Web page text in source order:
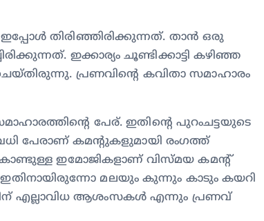
തിരിഞ്ഞിരിക്കുന്നത്. താൻ ഒരു
ഇക്കാര്യം ചൂണ്ടിക്കാട്ടി കഴിഞ്ഞ
പ്രണവിന്റെ കവിതാ സമാഹാരം
പേര്. ഇതിന്റെ പുറംചട്ടയുടെ
പേരാണ് കമന്റുകളുമായി രം​ഗത്ത്
കൊണ്ടുള്ള ഇമോജികളാണ് വിസ്മയ കമന്റ്
മലയും കുന്നും കാടും കയറി
എല്ലാവിധ ആശംസകൾ എന്നും പ്രണവ്